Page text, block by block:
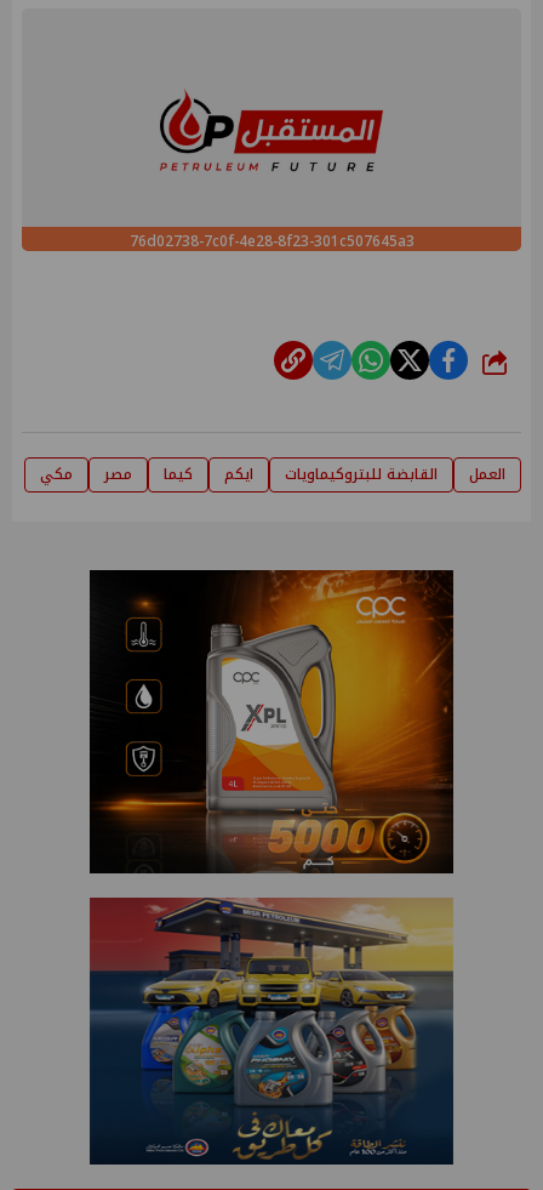
76d02738-7c0f-4e28-8f23-301c507645a3
شارك
العمل القابضة للبتروكيماويات ايكم كيما مصر مكي